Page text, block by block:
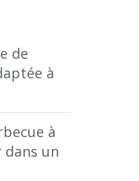
de
à
à
dans un